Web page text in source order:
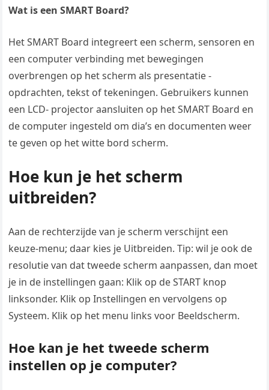
Wat is een SMART Board?
Het SMART Board integreert een scherm, sensoren en
een computer verbinding met bewegingen
overbrengen op het scherm als presentatie -
opdrachten, tekst of tekeningen. Gebruikers kunnen
een LCD- projector aansluiten op het SMART Board en
de computer ingesteld om dia’s en documenten weer
te geven op het witte bord scherm.
Hoe kun je het scherm
uitbreiden?
Aan de rechterzijde van je scherm verschijnt een
keuze-menu; daar kies je Uitbreiden. Tip: wil je ook de
resolutie van dat tweede scherm aanpassen, dan moet
je in de instellingen gaan: Klik op de START knop
linksonder. Klik op Instellingen en vervolgens op
Systeem. Klik op het menu links voor Beeldscherm.
Hoe kan je het tweede scherm
instellen op je computer?